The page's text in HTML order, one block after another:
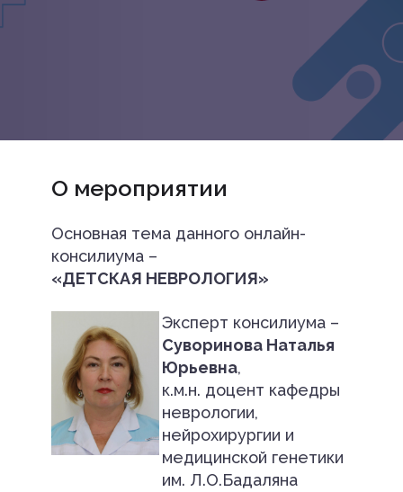
О мероприятии
Основная тема данного онлайн-
консилиума –
«ДЕТСКАЯ НЕВРОЛОГИЯ»
Эксперт консилиума –
Суворинова Наталья
Юрьевна,
к.м.н. доцент кафедры
неврологии,
нейрохирургии и
медицинской генетики
им. Л.О.Бадаляна